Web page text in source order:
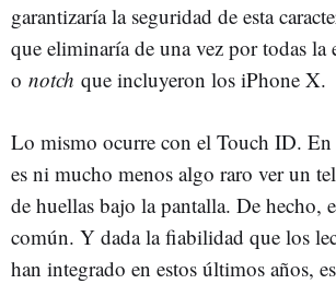
garantizaría la seguridad de esta
que eliminaría de una vez por todas la
o notch que incluyeron los iPhone X.
Lo mismo ocurre con el Touch ID.
es ni mucho menos algo raro ver un
de huellas bajo la pantalla. De hecho,
común. Y dada la fiabilidad que los
han integrado en estos últimos años,